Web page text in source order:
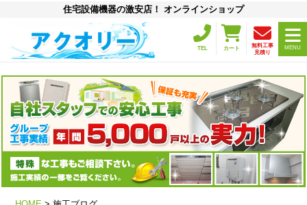
住宅設備機器の激安店！ オンラインショップ
TEL カート
無料工事
見積り
MENU